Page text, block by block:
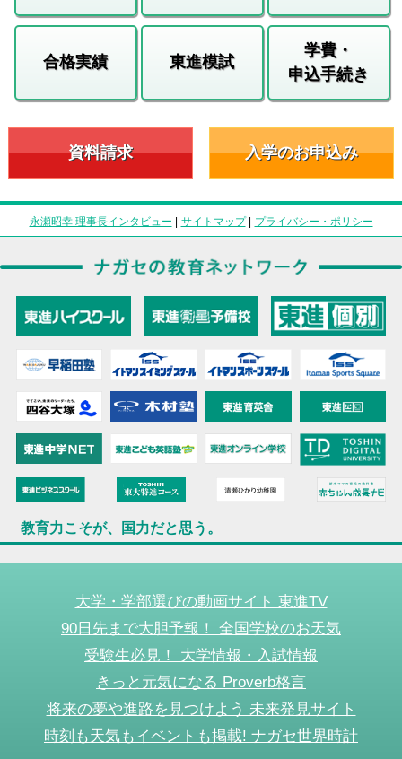
合格実績 東進模試
学費・
申込手続き
資料請求 入学のお申込み
永瀬昭幸 理事長インタビュー | サイトマップ| プライバシー・ポリシー
教育力こそが、国力だと思う。
大学・学部選びの動画サイト 東進TV
90日先まで大胆予報！ 全国学校のお天気
受験生必見！ 大学情報・入試情報
きっと元気になる Proverb格言
将来の夢や進路を見つけよう 未来発見サイト
時刻も天気もイベントも掲載! ナガセ世界時計